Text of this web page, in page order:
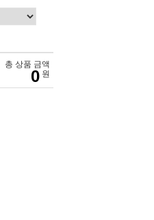
총 상품 금액
0 원